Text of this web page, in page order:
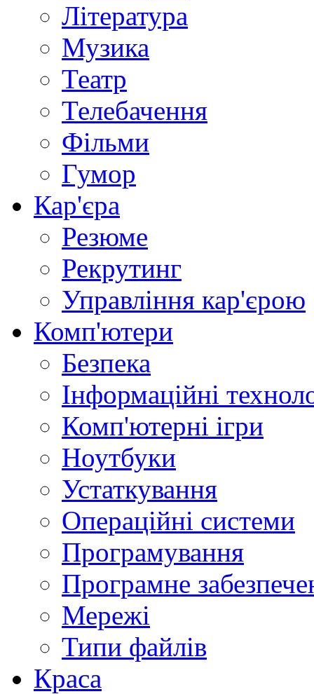
Література
Музика
Театр
Телебачення
Фільми
Гумор
Кар'єра
Резюме
Рекрутинг
Управління кар'єрою
Комп'ютери
Безпека
Інформаційні
Комп'ютерні ігри
Ноутбуки
Устаткування
Операційні системи
Програмування
Програмне
Мережі
Типи файлів
Краса